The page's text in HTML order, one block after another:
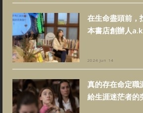
在生命盡頭前，
本書店創辦人
2024 Jun 14
真的存在命定職
給生涯迷茫者的